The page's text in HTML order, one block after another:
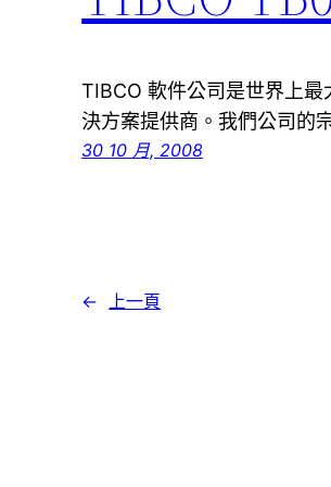
TIBCO 軟件公司是世界上
決方案提供商。我們公司的
30 10 月, 2008
← 上一頁